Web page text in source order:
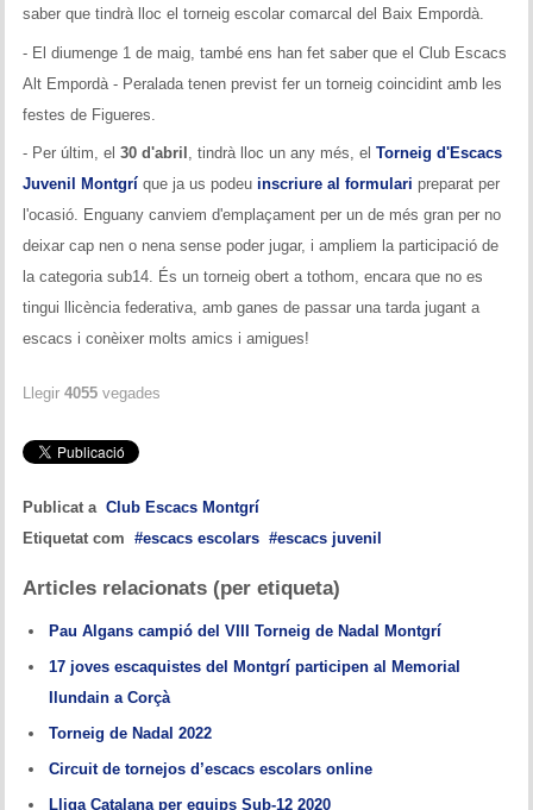
Llibres
saber que tindrà lloc el torneig escolar comarcal del Baix Empordà.
- El diumenge 1 de maig, també ens han fet saber que el Club Escacs
Alt Empordà - Peralada tenen previst fer un torneig coincidint amb les
festes de Figueres.
- Per últim, el 30 d'abril , tindrà lloc un any més, el Torneig d'Escacs
Juvenil Montgrí que ja us podeu inscriure al formulari preparat per
l'ocasió. Enguany canviem d'emplaçament per un de més gran per no
deixar cap nen o nena sense poder jugar, i ampliem la participació de
la categoria sub14. És un torneig obert a tothom, encara que no es
tingui llicència federativa, amb ganes de passar una tarda jugant a
escacs i conèixer molts amics i amigues!
Llegir 4055 vegades
Publicat a Club Escacs Montgrí
Etiquetat com
escacs escolars escacs juvenil
Articles relacionats (per etiqueta)
Pau Algans campió del VIII Torneig de Nadal Montgrí
17 joves escaquistes del Montgrí participen al Memorial
Ilundain a Corçà
Torneig de Nadal 2022
Circuit de tornejos d’escacs escolars online
Lliga Catalana per equips Sub-12 2020